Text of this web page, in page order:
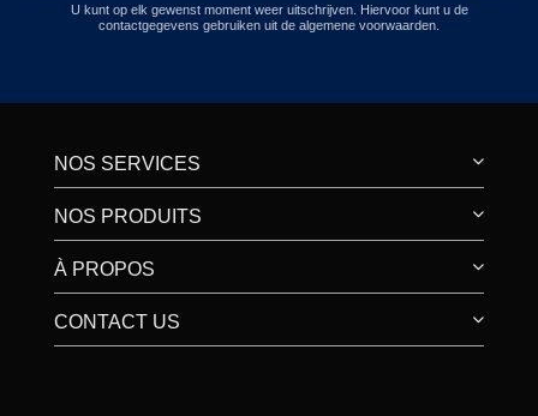
U kunt op elk gewenst moment weer uitschrijven. Hiervoor kunt u de
contactgegevens gebruiken uit de algemene voorwaarden.
NOS SERVICES
NOS PRODUITS
À PROPOS
CONTACT US